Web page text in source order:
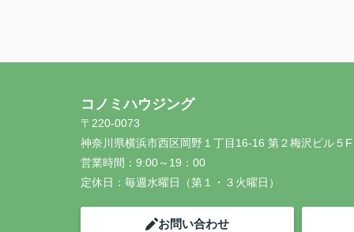
コノミハウジング
〒220-0073
神奈川県横浜市西区岡野１丁目16-16 第２梅沢ビル５F
営業時間： 9:00～19：00
定休日： 毎週水曜日（第１・３火曜日）
お問い合わせ